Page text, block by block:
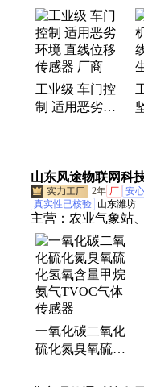
位移传感器、防爆
腐蚀位移传感器、
感器、光栅尺、水
轨道监测、防震磁
尺、隔爆磁尺、测
波、磁致伸缩水位
工业级 车门控
制 适用恶劣环
山东风途物联网科
2年 厂 安
真实性已核验 山东潍坊
主营： 农业气象站
氧化碳传感器、光
测仪、农田气象设
一氧化碳二氧化
硫化氮臭氧硫化